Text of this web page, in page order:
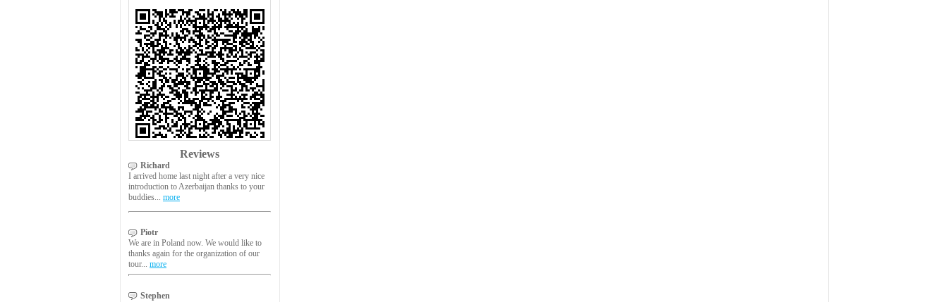
Reviews
Richard
I arrived home last night after a very nice
introduction to Azerbaijan thanks to your
buddies... more
Piotr
We are in Poland now. We would like to
thanks again for the organization of our
tour... more
Stephen